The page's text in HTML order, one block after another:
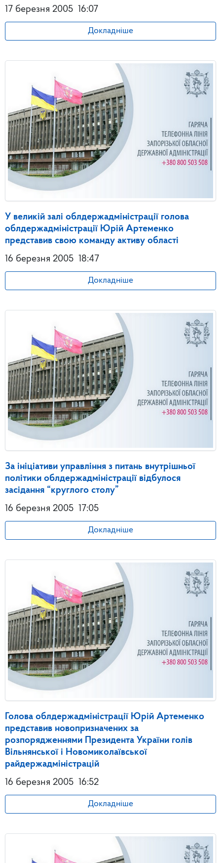
17 березня 2005 16:07
Докладніше
У великій залі облдержадміністрації голова
облдержадміністрації Юрій Артеменко
представив свою команду активу області
16 березня 2005 18:47
Докладніше
За ініціативи управління з питань внутрішньої
політики облдержадміністрації відбулося
засідання “круглого столу”
16 березня 2005 17:05
Докладніше
Голова облдержадміністрації Юрій Артеменко
представив новопризначених за
розпорядженнями Президента України голів
Вільнянської і Новомиколаївської
райдержадміністрацій
16 березня 2005 16:52
Докладніше